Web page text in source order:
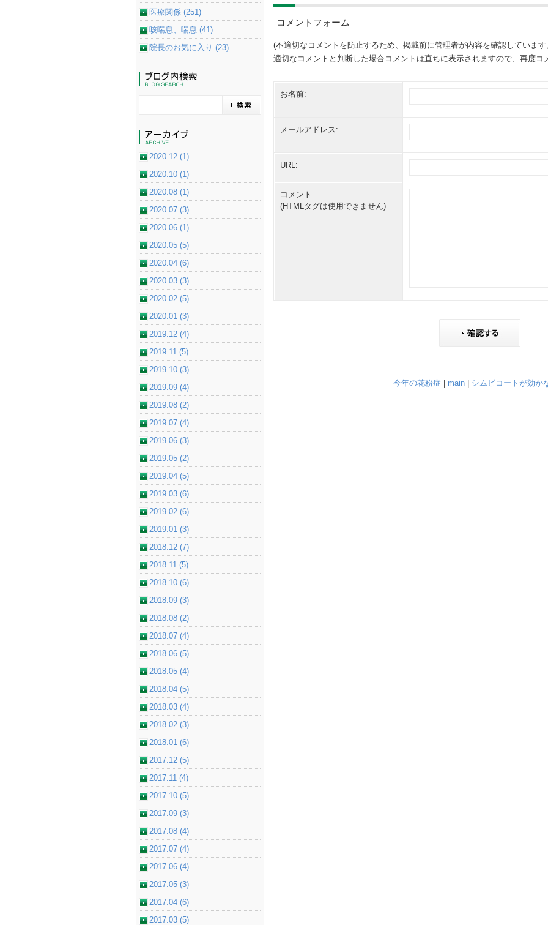
コメントフォーム
(不適切なコメントを防止するため、掲載前に管理者が内容を確認しています
適切なコメントと判断した場合コメントは直ちに表示されますので、再度
お名前:
メールアドレス:
URL:
コメント
(HTMLタグは使用できません)
今年の花粉症 main| シムビコートが効か
医療関係 (251)
咳喘息、喘息 (41)
院長のお気に入り (23)
2020.12 (1)
2020.10 (1)
2020.08 (1)
2020.07 (3)
2020.06 (1)
2020.05 (5)
2020.04 (6)
2020.03 (3)
2020.02 (5)
2020.01 (3)
2019.12 (4)
2019.11 (5)
2019.10 (3)
2019.09 (4)
2019.08 (2)
2019.07 (4)
2019.06 (3)
2019.05 (2)
2019.04 (5)
2019.03 (6)
2019.02 (6)
2019.01 (3)
2018.12 (7)
2018.11 (5)
2018.10 (6)
2018.09 (3)
2018.08 (2)
2018.07 (4)
2018.06 (5)
2018.05 (4)
2018.04 (5)
2018.03 (4)
2018.02 (3)
2018.01 (6)
2017.12 (5)
2017.11 (4)
2017.10 (5)
2017.09 (3)
2017.08 (4)
2017.07 (4)
2017.06 (4)
2017.05 (3)
2017.04 (6)
2017.03 (5)